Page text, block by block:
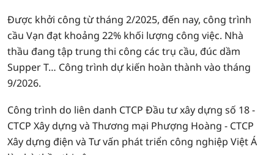
Được khởi công từ tháng 2/2025, đến nay, công trình
cầu Vạn đạt khoảng 22% khối lượng công việc. Nhà
thầu đang tập trung thi công các trụ cầu, đúc dầm
Supper T… Công trình dự kiến hoàn thành vào tháng
9/2026.
Công trình do liên danh CTCP Đầu tư xây dựng số 18 -
CTCP Xây dựng và Thương mại Phượng Hoàng - CTCP
Xây dựng điện và Tư vấn phát triển công nghiệp Việt Á